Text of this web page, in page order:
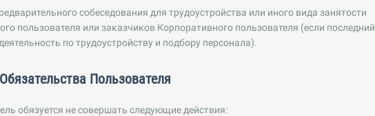
собеседования для трудоустройства или иного вида занятости
пользователя или заказчиков Корпоративного пользователя (если последний
по трудоустройству и подбору персонала).
Пользователя
обязуется не совершать следующие действия: